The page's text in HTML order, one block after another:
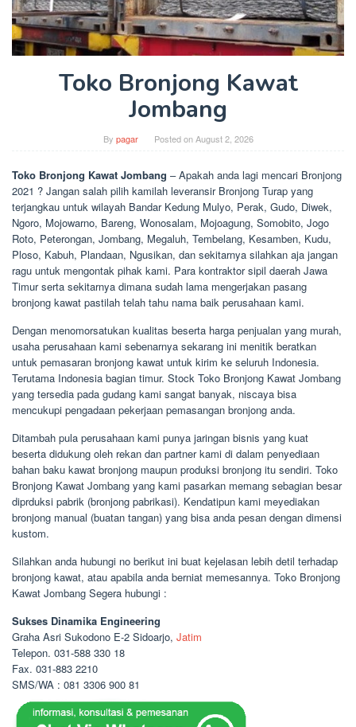
Toko Bronjong Kawat
Jombang
By pagar Posted onAugust 2, 2026
Toko Bronjong Kawat Jombang – Apakah anda lagi mencari Bronjong
2021 ? Jangan salah pilih kamilah leveransir Bronjong Turap yang
terjangkau untuk wilayah Bandar Kedung Mulyo, Perak, Gudo, Diwek,
Ngoro, Mojowarno, Bareng, Wonosalam, Mojoagung, Somobito, Jogo
Roto, Peterongan, Jombang, Megaluh, Tembelang, Kesamben, Kudu,
Ploso, Kabuh, Plandaan, Ngusikan, dan sekitarnya silahkan aja jangan
ragu untuk mengontak pihak kami. Para kontraktor sipil daerah Jawa
Timur serta sekitarnya dimana sudah lama mengerjakan pasang
bronjong kawat pastilah telah tahu nama baik perusahaan kami.
Dengan menomorsatukan kualitas beserta harga penjualan yang murah,
usaha perusahaan kami sebenarnya sekarang ini menitik beratkan
untuk pemasaran bronjong kawat untuk kirim ke seluruh Indonesia.
Terutama Indonesia bagian timur. Stock Toko Bronjong Kawat Jombang
yang tersedia pada gudang kami sangat banyak, niscaya bisa
mencukupi pengadaan pekerjaan pemasangan bronjong anda.
Ditambah pula perusahaan kami punya jaringan bisnis yang kuat
beserta didukung oleh rekan dan partner kami di dalam penyediaan
bahan baku kawat bronjong maupun produksi bronjong itu sendiri. Toko
Bronjong Kawat Jombang yang kami pasarkan memang sebagian besar
diprduksi pabrik (bronjong pabrikasi). Kendatipun kami meyediakan
bronjong manual (buatan tangan) yang bisa anda pesan dengan dimensi
kustom.
Silahkan anda hubungi no berikut ini buat kejelasan lebih detil terhadap
bronjong kawat, atau apabila anda berniat memesannya. Toko Bronjong
Kawat Jombang Segera hubungi :
Sukses Dinamika Engineering
Graha Asri Sukodono E-2 Sidoarjo, Jatim
Telepon. 031-588 330 18
Fax. 031-883 2210
SMS/WA : 081 3306 900 81